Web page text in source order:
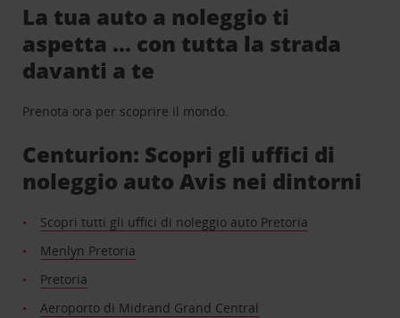
La tua auto a noleggio ti
aspetta … con tutta la strada
davanti a te
Prenota ora per scoprire il mondo.
Centurion: Scopri gli uffici di
noleggio auto Avis nei dintorni
Scopri tutti gli uffici di noleggio auto Pretoria
Menlyn Pretoria
Pretoria
Aeroporto di Midrand Grand Central